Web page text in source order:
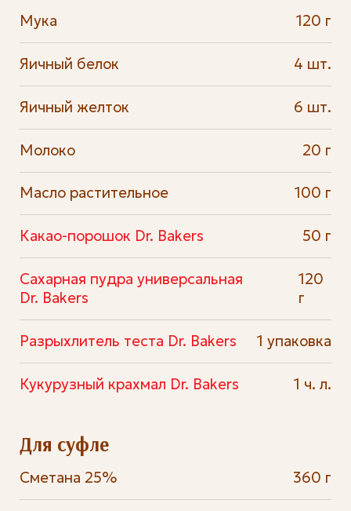
Мука 120 г
Яичный белок 4 шт.
Яичный желток 6 шт.
Молоко 20 г
Масло растительное 100 г
Какао-порошок Dr. Bakers 50 г
Сахарная пудра универсальная
Dr. Bakers
120
г
Разрыхлитель теста Dr. Bakers 1 упаковка
Кукурузный крахмал Dr. Bakers 1 ч. л.
Для суфле
Сметана 25% 360 г